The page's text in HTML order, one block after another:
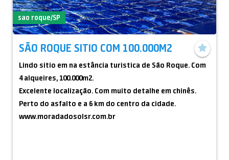
sao roque/SP
SÃO ROQUE SITIO COM 100.000M2
Lindo sitio em na estância turistica de São Roque. Com
4 alqueires, 100.000m2.
Excelente localização. Com muito detalhe em chinês.
Perto do asfalto e a 6 km do centro da cidade.
www.moradadosolsr.com.br